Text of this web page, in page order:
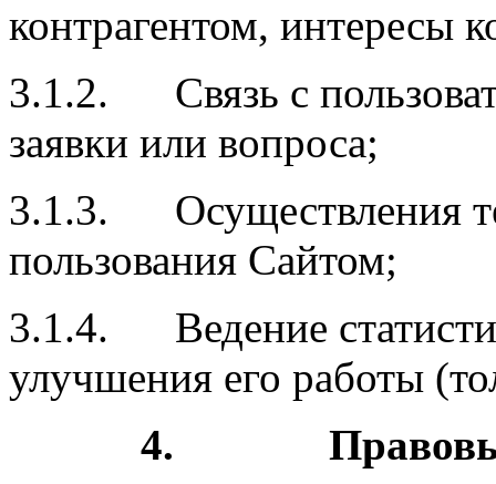
контрагентом, интересы
3.1.2. Связь с
заявки или вопроса;
3.1.3. Осуществления
пользования Сайтом;
3.1.4. Ведение
улучшения его работы
4.